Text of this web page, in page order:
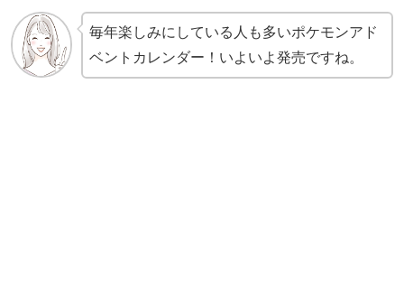
毎年楽しみにしている人も多いポケモンアド
ベントカレンダー！いよいよ発売ですね。